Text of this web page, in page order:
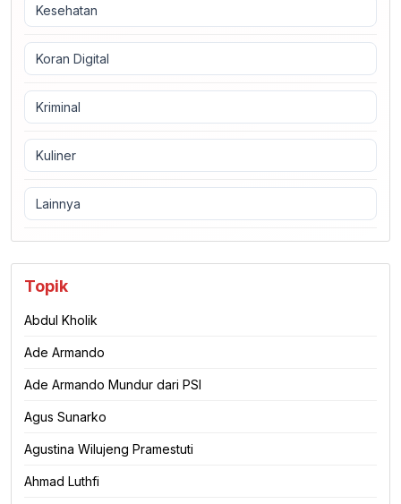
Kesehatan
Koran Digital
Kriminal
Kuliner
Lainnya
Topik
Abdul Kholik
Ade Armando
Ade Armando Mundur dari PSI
Agus Sunarko
Agustina Wilujeng Pramestuti
Ahmad Luthfi